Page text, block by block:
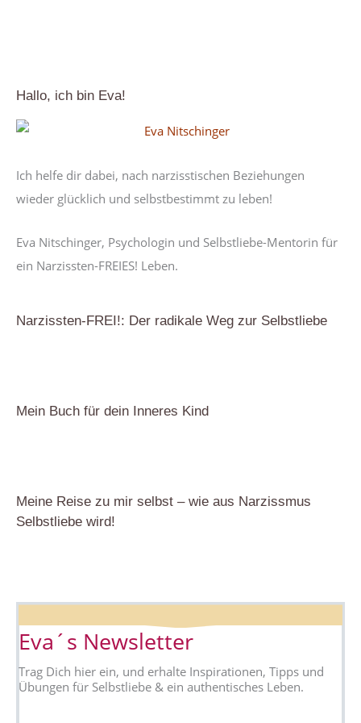
Hallo, ich bin Eva!
Ich helfe dir dabei, nach narzisstischen Beziehungen
wieder glücklich und selbstbestimmt zu leben!
Eva Nitschinger, Psychologin und Selbstliebe-Mentorin für
ein Narzissten-FREIES! Leben.
Narzissten-FREI!: Der radikale Weg zur Selbstliebe
Mein Buch für dein Inneres Kind
Meine Reise zu mir selbst – wie aus Narzissmus
Selbstliebe wird!
Eva´s Newsletter
Trag Dich hier ein, und erhalte Inspirationen, Tipps und
Übungen für Selbstliebe & ein authentisches Leben.